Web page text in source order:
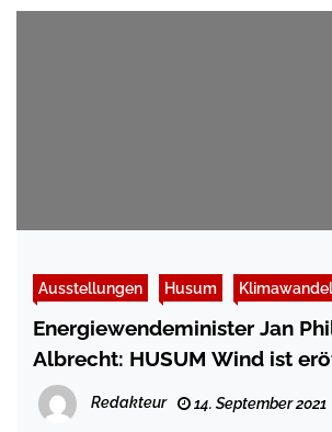
Ausstellungen Husum Klimawandel
Energiewendeminister Jan
Albrecht: HUSUM Wind ist
Redakteur 14. September 2021